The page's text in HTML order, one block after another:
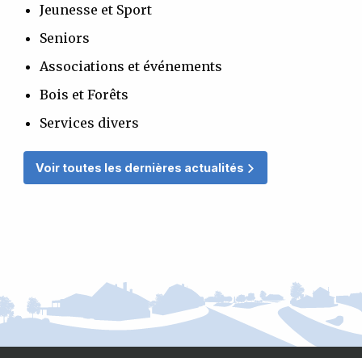
Jeunesse et Sport
Seniors
Associations et événements
Bois et Forêts
Services divers
Voir toutes les dernières actualités